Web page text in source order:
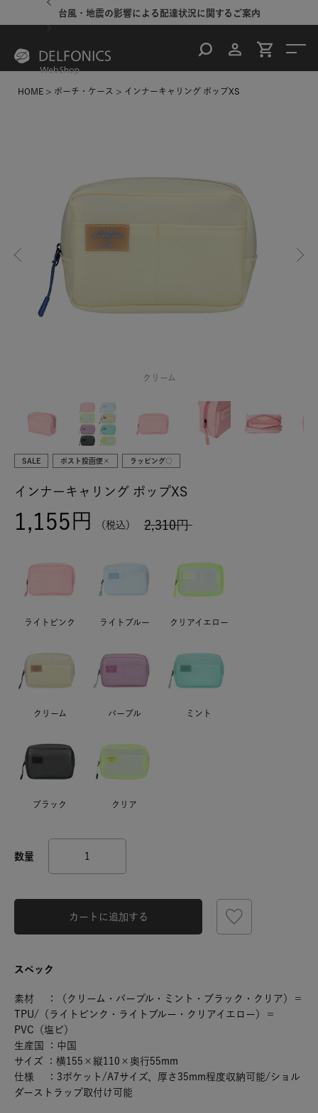
台風・地震の影響による配達状況に関するご案内
HOME ポーチ・ケース インナーキャリング ポップXS
クリーム
SALE ポスト投函便× ラッピング○
インナーキャリング ポップXS
2,310
1,155 税込
ライトピンク ライトブルー クリアイエロー
クリーム パープル ミント
ブラック クリア
カートに追加する
スペック
素材 ：（クリーム・パープル・ミント・ブラック・クリア）＝
TPU/（ライトピンク・ライトブルー・クリアイエロー）＝
PVC（塩ビ）
生産国 ：中国
サイズ ：横155×縦110×奥行55mm
仕様 ：3ポケット/A7サイズ、厚さ35mm程度収納可能/ショル
ダーストラップ取付け可能